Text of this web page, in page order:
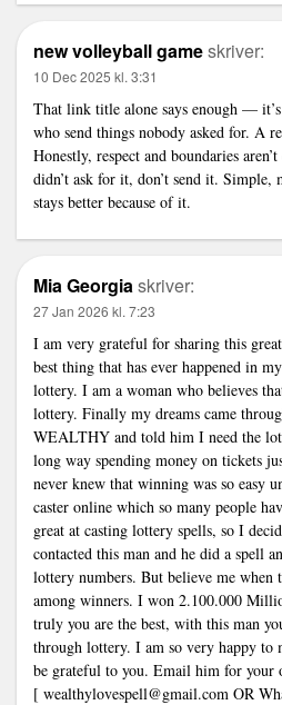
new volleyball gameskriver:
10 Dec 2025 kl. 3:31
That link title alone says enough —
who send things nobody asked for. A
Honestly, respect and boundaries
didn’t ask for it, don’t send it. Simple,
stays better because of it.
Mia Georgiaskriver:
27 Jan 2026 kl. 7:23
I am very grateful for sharing this
best thing that has ever happened in
lottery. I am a woman who believes
lottery. Finally my dreams came
WEALTHY and told him I need the
long way spending money on tickets
never knew that winning was so easy
caster online which so many people
great at casting lottery spells, so I
contacted this man and he did a spell
lottery numbers. But believe me when
among winners. I won 2.100.000
truly you are the best, with this man
through lottery. I am so very happy
be grateful to you. Email him for your
[ wealthylovespell@gmail.com OR